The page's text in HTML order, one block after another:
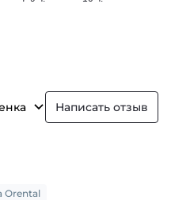
Написать отзыв
Orental